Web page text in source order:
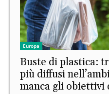
Europa
Buste di plastica:
più diffusi
manca gli obiettivi